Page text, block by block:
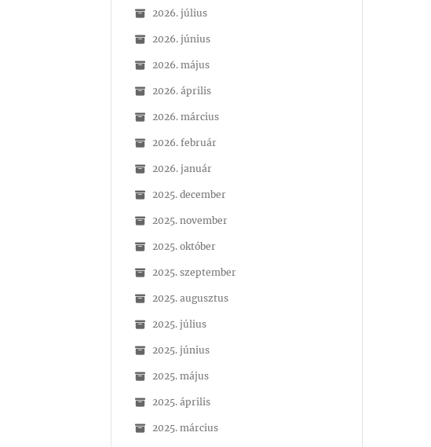
2026. július
2026. június
2026. május
2026. április
2026. március
2026. február
2026. január
2025. december
2025. november
2025. október
2025. szeptember
2025. augusztus
2025. július
2025. június
2025. május
2025. április
2025. március